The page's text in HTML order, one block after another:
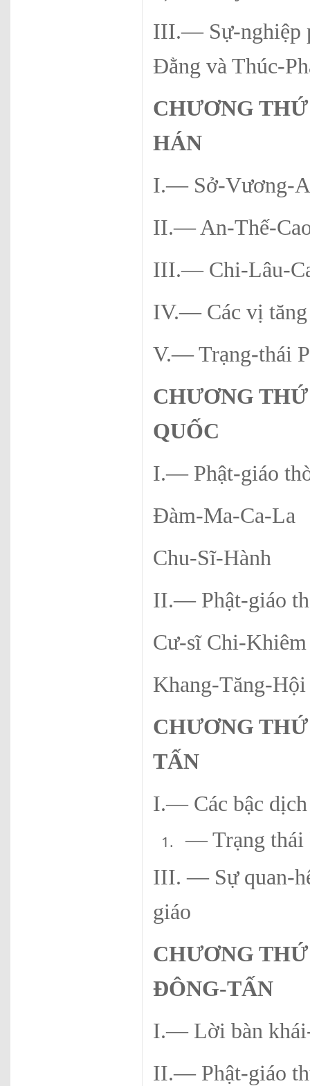
III.— Sự-nghiệp
Đằng và Thúc-
CHƯƠNG
HÁN
I.— Sở-Vương-
II.— An-Thế-
III.— Chi-Lâu-
IV.— Các vị
V.— Trạng-thái
CHƯƠNG
QUỐC
I.— Phật-giáo
Đàm-Ma-Ca-La
Chu-Sĩ-Hành
II.— Phật-giáo
Cư-sĩ Chi-Khiêm
Khang-Tăng-Hội
CHƯƠNG
TẤN
I.— Các bậc
— Trạng thái
III. — Sự quan-
giáo
CHƯƠNG
ĐÔNG-TẤN
I.— Lời bàn
II.— Phật-giáo